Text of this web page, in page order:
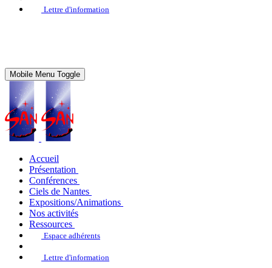
Lettre d'information
Mobile Menu Toggle
Accueil
Présentation
Conférences
Ciels de Nantes
Expositions/Animations
Nos activités
Ressources
Espace adhérents
Lettre d'information